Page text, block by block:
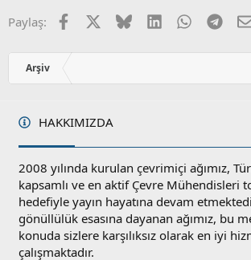
u
z
o
l
Paylaş: Facebook BlueskyLinkedInWhatsApp
Arşiv
HAKKIMIZDA
2008 yılında kurulan çevrimiçi ağımız,
kapsamlı ve en aktif Çevre Mühendisleri
hedefiyle yayın hayatına devam
gönüllülük esasına dayanan ağımız, bu
konuda sizlere karşılıksız olarak en iyi
çalışmaktadır.